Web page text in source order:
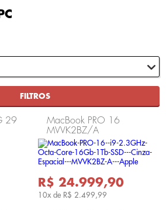
FILTROS
29
MacBook PRO 16
MVVK2BZ/A
R$ 24.999,90
10x de R$ 2.499,99